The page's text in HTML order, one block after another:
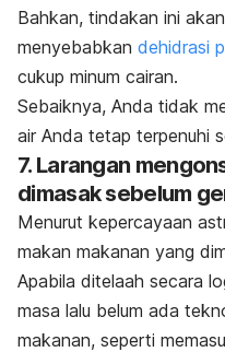
Bahkan, tindakan ini
menyebabkan dehidrasi
cukup minum cairan.
Sebaiknya, Anda tidak
air Anda tetap terpenuhi
7. Larangan
dimasak sebelum
Menurut kepercayaan
makan makanan yang
Apabila ditelaah secara
masa lalu belum ada
makanan, seperti